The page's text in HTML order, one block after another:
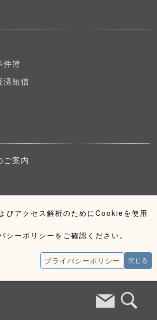
びアクセス解析のためにCookieを使用
シーポリシーをご確認ください。
プライバシーポリシー 閉じる
件簿
済短信
ご案内